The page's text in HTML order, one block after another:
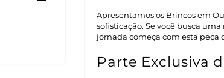
Apresentamos os Brincos em
sofisticação. Se você busca
jornada começa com esta peça
Parte Exclusiva